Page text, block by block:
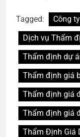
Tagged:
Công
Dịch vụ Thẩm
Thẩm định dự
Thẩm định giá
Thẩm định giá
Thẩm định giá
Thẩm Định Giá